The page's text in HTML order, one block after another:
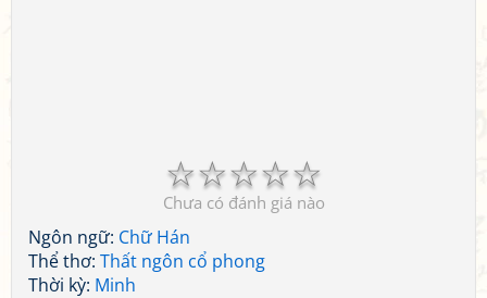
☆
☆
☆
☆
☆
Chưa có đánh giá nào
Ngôn ngữ: Chữ Hán
Thể thơ: Thất ngôn cổ phong
Thời kỳ: Minh